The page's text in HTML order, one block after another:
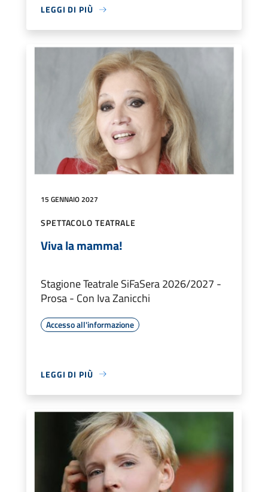
LEGGI DI PIÙ
15 GENNAIO 2027
SPETTACOLO TEATRALE
Viva la mamma!
Stagione Teatrale SiFaSera 2026/2027 -
Prosa - Con Iva Zanicchi
Accesso all'informazione
LEGGI DI PIÙ